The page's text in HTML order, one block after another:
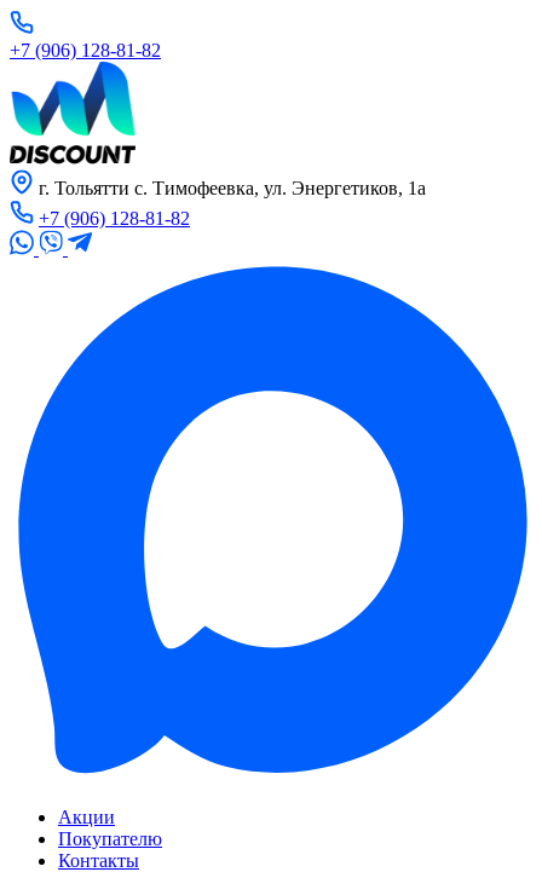
+7 (906) 128-81-82
г. Тольятти с. Тимофеевка, ул. Энергетиков, 1а
+7 (906) 128-81-82
Акции
Покупателю
Контакты